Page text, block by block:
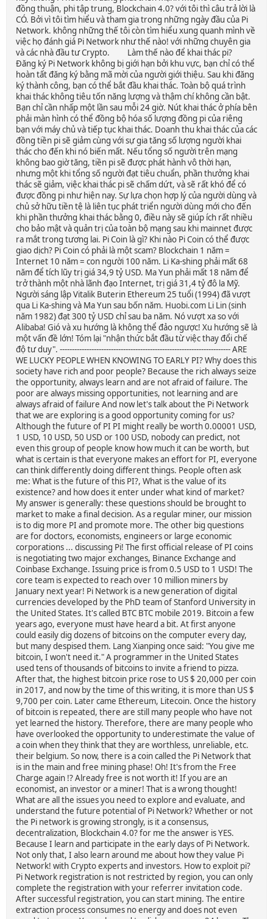
đồng thuận, phi tập trung, Blockchain 4.0? với tôi thì câu trả lời là
CÓ. Bởi vì tôi tìm hiểu và tham gia trong những ngày đầu của Pi
Network. không những thế tôi còn tìm hiểu xung quanh mình về
việc họ đánh giá Pi Network như thế nào! với những chuyên gia
và các nhà đầu tư Crypto. Làm thế nào để khai thác pi?
Đăng ký Pi Network không bị giới hạn bởi khu vực, bạn chỉ có thể
hoàn tất đăng ký bằng mã mời của người giới thiệu. Sau khi đăng
ký thành công, bạn có thể bắt đầu khai thác. Toàn bộ quá trình
khai thác không tiêu tốn năng lượng và thậm chí không cần bật.
Bạn chỉ cần nhấp một lần sau mỗi 24 giờ. Nút khai thác ở phía bên
phải màn hình có thể đồng bộ hóa số lượng đồng pi của riêng
bạn với máy chủ và tiếp tục khai thác. Doanh thu khai thác của các
đồng tiền pi sẽ giảm cùng với sự gia tăng số lượng người khai
thác cho đến khi nó biến mất. Nếu tổng số người trên mạng
không bao giờ tăng, tiền pi sẽ được phát hành vô thời hạn,
nhưng một khi tổng số người đạt tiêu chuẩn, phần thưởng khai
thác sẽ giảm, việc khai thác pi sẽ chấm dứt, và sẽ rất khó để có
được đồng pi như hiện nay. Sự lựa chọn hợp lý của người dùng và
chủ sở hữu tiền tệ là liên tục phát triển người dùng mới cho đến
khi phần thưởng khai thác bằng 0, điều này sẽ giúp ích rất nhiều
cho bảo mật và quản trị của toàn bộ mạng sau khi mainnet được
ra mắt trong tương lai. Pi Coin là gì? Khi nào Pi Coin có thể được
giao dịch? Pi Coin có phải là một scam? Blockchain 1 năm =
Internet 10 năm = con người 100 năm. Li Ka-shing phải mất 68
năm để tích lũy trị giá 34,9 tỷ USD. Ma Yun phải mất 18 năm để
trở thành một nhà lãnh đạo Internet, trị giá 31,4 tỷ đô la Mỹ.
Người sáng lập Vitalik Buterin Ethereum 25 tuổi (1994) đã vượt
qua Li Ka-shing và Ma Yun sau bốn năm. Huobi.com Li Lin (sinh
năm 1982) đạt 300 tỷ USD chỉ sau ba năm. Nó vượt xa so với
Alibaba! Gió và xu hướng là không thể đảo ngược! Xu hướng sẽ là
một vấn đề lớn! Tóm lại "nhận thức bắt đầu từ việc thay đổi chế
độ tư duy". ---------------------------------------------------------------------- ARE
WE LUCKY PEOPLE WHEN KNOWING TO EARLY PI? Why does this
society have rich and poor people? Because the rich always seize
the opportunity, always learn and are not afraid of failure. The
poor are always missing opportunities, not learning and are
always afraid of failure And now let's talk about the Pi Network
that we are exploring is a good opportunity coming for us?
Although the future of PI PI might really be worth 0.00001 USD,
1 USD, 10 USD, 50 USD or 100 USD, nobody can predict, not
even this group of people know how much it can be worth, but
what is certain is that everyone makes an effort for PI, everyone
can think differently doing different things. People often ask
me: What is the future of this PI?, What is the value of its
existence? and how does it enter under what kind of market?
My answer is generally: these questions should be brought to
market to make a final decision. As a regular miner, our mission
is to dig more PI and promote more. The other big questions
are for doctors, economists, engineers or large economic
corporations ... discussing Pi! The first official release of PI coins
is negotiating two major exchanges, Binance Exchange and
Coinbase Exchange. Issuing price is from 0.5 USD to 1 USD! The
core team is expected to reach over 10 million miners by
January next year! Pi Network is a new generation of digital
currencies developed by the PhD team of Stanford University in
the United States. It's called BTC BTC mobile 2019. Bitcoin a few
years ago, everyone must have heard a bit. At first anyone
could easily dig dozens of bitcoins on the computer every day,
but many despised them. Lang Xianping once said: "You give me
bitcoin, I won't need it." A programmer in the United States
used tens of thousands of bitcoins to invite a friend to pizza.
After that, the highest bitcoin price rose to US $ 20,000 per coin
in 2017, and now by the time of this writing, it is more than US $
9,700 per coin. Later came Ethereum, Litecoin. Once the history
of bitcoin is repeated, there are still many people who have not
yet learned the history. Therefore, there are many people who
have overlooked the opportunity to underestimate the value of
a coin when they think that they are worthless, unreliable, etc.
their belgium. So now, there is a coin called the Pi Network that
is in the main and free mining phase! Oh! It's from the Free
Charge again !? Already free is not worth it! If you are an
economist, an investor or a miner! That is a wrong thought!
What are all the issues you need to explore and evaluate, and
understand the future potential of Pi Network? Whether or not
the Pi network is growing strongly, is it a consensus,
decentralization, Blockchain 4.0? for me the answer is YES.
Because I learn and participate in the early days of Pi Network.
Not only that, I also learn around me about how they value Pi
Network! with Crypto experts and investors. How to exploit pi?
Pi Network registration is not restricted by region, you can only
complete the registration with your referrer invitation code.
After successful registration, you can start mining. The entire
extraction process consumes no energy and does not even